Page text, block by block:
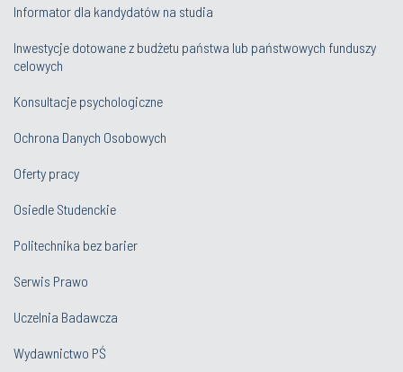
Informator dla kandydatów na studia
Inwestycje dotowane z budżetu państwa lub państwowych funduszy
celowych
Konsultacje psychologiczne
Ochrona Danych Osobowych
Oferty pracy
Osiedle Studenckie
Politechnika bez barier
Serwis Prawo
Uczelnia Badawcza
Wydawnictwo PŚ